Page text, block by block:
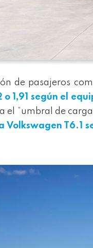
de pasajeros
o 1,91 según el
el “umbral de
Volkswagen T6.1